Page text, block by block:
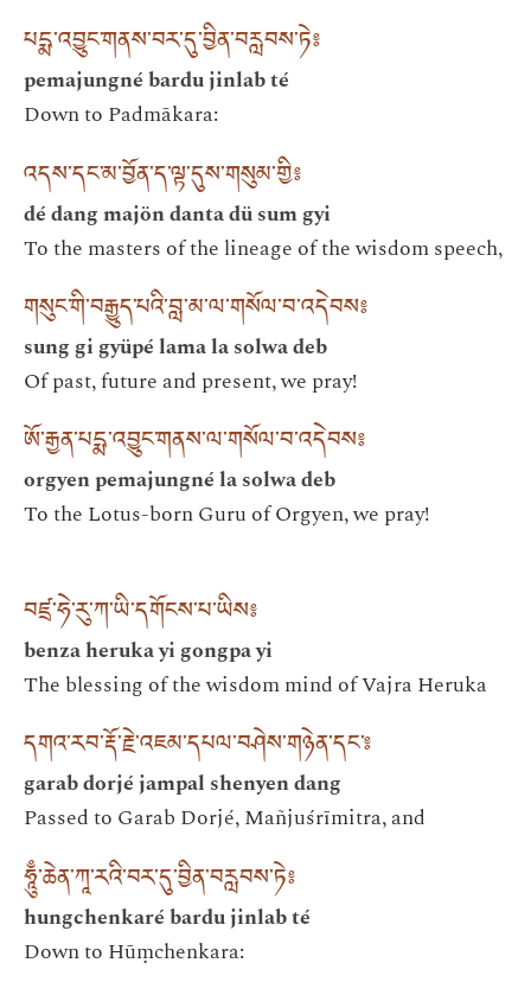
པདྨ་འབྱུང་གནས་བར་དུ་བྱིན་བརླབས་ཏེ༔
pemajungné bardu jinlab té
Down to Padmākara:
འདས་དང་མ་བྱོན་ད་ལྟ་དུས་གསུམ་གྱི༔
dé dang majön danta dü sum gyi
To the masters of the lineage of the wisdom speech,
གསུང་གི་བརྒྱུད་པའི་བླ་མ་ལ་གསོལ་བ་འདེབས༔
sung gi gyüpé lama la solwa deb
Of past, future and present, we pray!
ཨོ་རྒྱན་པདྨ་འབྱུང་གནས་ལ་གསོལ་བ་འདེབས༔
orgyen pemajungné la solwa deb
To the Lotus-born Guru of Orgyen, we pray!
བཛྲ་ཧེ་རུ་ཀ་ཡི་དགོངས་པ་ཡིས༔
benza heruka yi gongpa yi
The blessing of the wisdom mind of Vajra Heruka
དགའ་རབ་རྡོ་རྗེ་འཇམ་དཔལ་བཤེས་གཉེན་དང་༔
garab dorjé jampal shenyen dang
Passed to Garab Dorjé, Mañjuśrīmitra, and
ཧཱུྃ་ཆེན་ཀཱ་རའི་བར་དུ་བྱིན་བརླབས་ཏེ༔
hungchenkaré bardu jinlab té
Down to Hūṃchenkara: